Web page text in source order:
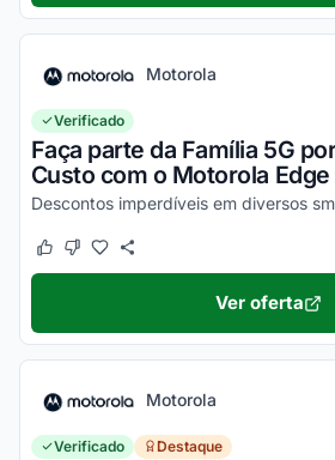
Motorola
Verificado
Faça parte da Família 5G
Custo com o Motorola
Este cupom funcionou
Este cupom não funcionou
Ver oferta
Motorola
Verificado Destaque